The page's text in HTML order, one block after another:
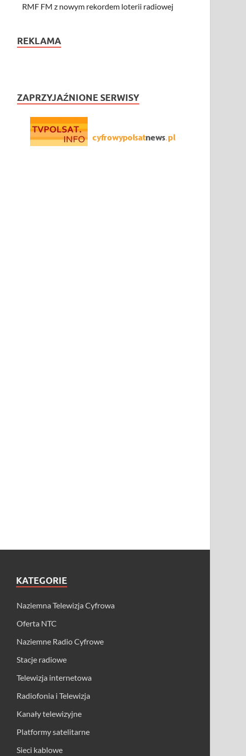
RMF FM z nowym rekordem loterii radiowej
REKLAMA
ZAPRZYJAŹNIONE SERWISY
KATEGORIE
Naziemna Telewizja Cyfrowa
Oferta NTC
Naziemne Radio Cyfrowe
Stacje radiowe
Telewizja internetowa
Radiofonia i Telewizja
Kanały telewizyjne
Platformy satelitarne
Sieci kablowe